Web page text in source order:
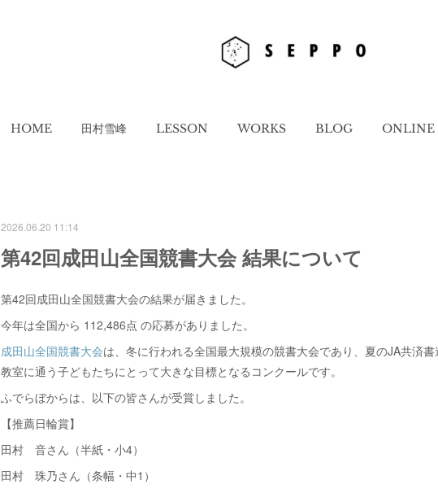
HOME 田村雪峰 LESSON WORKS BLOG ONLINE
2026.06.20 11:14
第42回成田山全国競書大会 結果について
第42回成田山全国競書大会の結果が届きました。
今年は全国から 112,486点 の応募がありました。
成田山全国競書大会は、冬に行われる全国最大規模の競書大会であり、夏のJA共済
教室に通う子どもたちにとって大きな目標となるコンクールです。
ふでらぼからは、以下の皆さんが受賞しました。
【推薦日輪賞】
田村 音さん（半紙・小4）
田村 珠乃さん（条幅・中1）